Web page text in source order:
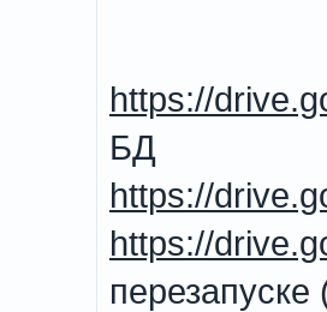
https://
БД
https://
https://